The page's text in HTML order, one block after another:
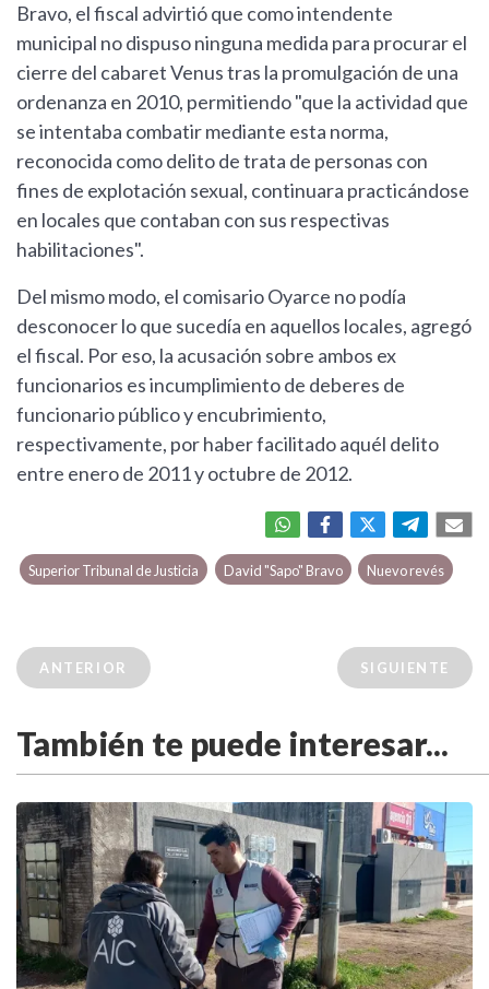
Bravo, el fiscal advirtió que como intendente
municipal no dispuso ninguna medida para procurar el
cierre del cabaret Venus tras la promulgación de una
ordenanza en 2010, permitiendo "que la actividad que
se intentaba combatir mediante esta norma,
reconocida como delito de trata de personas con
fines de explotación sexual, continuara practicándose
en locales que contaban con sus respectivas
habilitaciones".
Del mismo modo, el comisario Oyarce no podía
desconocer lo que sucedía en aquellos locales, agregó
el fiscal. Por eso, la acusación sobre ambos ex
funcionarios es incumplimiento de deberes de
funcionario público y encubrimiento,
respectivamente, por haber facilitado aquél delito
entre enero de 2011 y octubre de 2012.
Superior Tribunal de Justicia David "Sapo" Bravo Nuevo revés
ANTERIOR SIGUIENTE
También te puede interesar...